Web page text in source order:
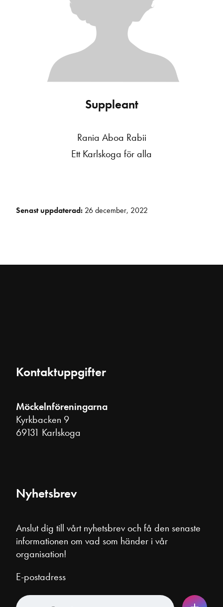
Suppleant
Rania Aboa Rabii
Ett Karlskoga för alla
Senast uppdaterad: 26 december, 2022
Kontaktuppgifter
Möckelnföreningarna
Kyrkbacken 9
69131 Karlskoga
Nyhetsbrev
Anslut dig till vårt nyhetsbrev och få den senaste
informationen om vad som händer i vår
organisation!
E-postadress